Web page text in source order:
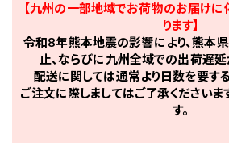
【九州の一部地域でお荷物のお届けに
ります】
令和8年熊本地震の影響により、熊本
止、ならびに九州全域での出荷遅延
配送に関しては通常より日数を要す
ご注文に際しましてはご了承ください
す。